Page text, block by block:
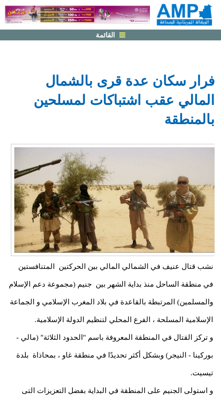
القائمة
فرار سكان عدة قرى بالشمال
المالي عقب اشتباكات لمسلحين
بالمنطقة
نشب قتال عنيف في الشمالي المالي بين الحركتين المتنافستين
في منطقة الساحل منذ بداية الشهر بين جنيم (مجموعة دعم الإسلام
والمسلمين) المرتبطة بالقاعدة في بلاد المغرب الإسلامي و الجماعة
الإسلامية المسلحة ، الفرع المحلي لتنظيم الدولة الإسلامية.
و تركز القتال في المنطقة المعروفة باسم "الحدود الثلاثة" (مالي -
بوركينا - النيجر) وبشكل أكثر تحديدًا في منطقة غاو ، بمحاذاة بلدة
تيسيت.
و استولى الجنيم على المنطقة في البداية بفضل التعزيزات التى